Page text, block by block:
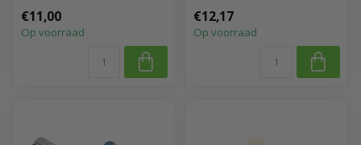
€11,00
Op voorraad
€12,17
Op voorraad